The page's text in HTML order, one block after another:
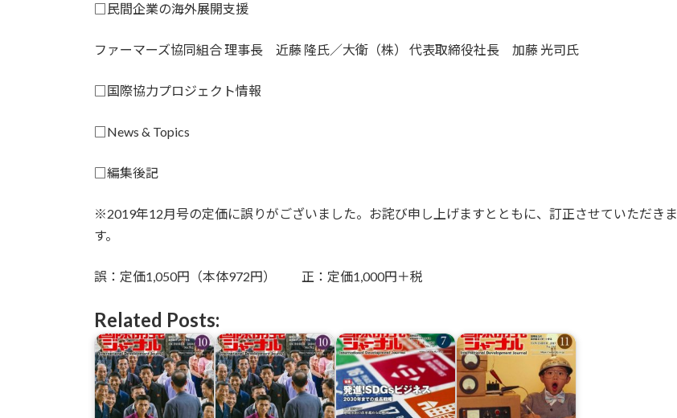
□民間企業の海外展開支援
ファーマーズ協同組合 理事長 近藤 隆氏／大衛（株） 代表取締役社長 加藤 光司氏
□国際協力プロジェクト情報
□News & Topics
□編集後記
※2019年12月号の定価に誤りがございました。お詫び申し上げますとともに、訂正させていただきま
す。
誤：定価1,050円（本体972円） 正：定価1,000円＋税
Related Posts: